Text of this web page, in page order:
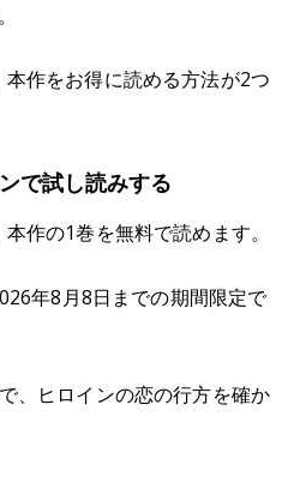
作をお得に読める方法が2つ
で試し読みする
作の1巻を無料で読めます。
年8月8日までの期間限定で
、ヒロインの恋の行方を確か